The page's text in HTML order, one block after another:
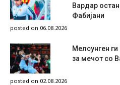
Вардар
Фабијани
posted on 06.08.2026
Мелсунген
за мечот со
posted on 02.08.2026